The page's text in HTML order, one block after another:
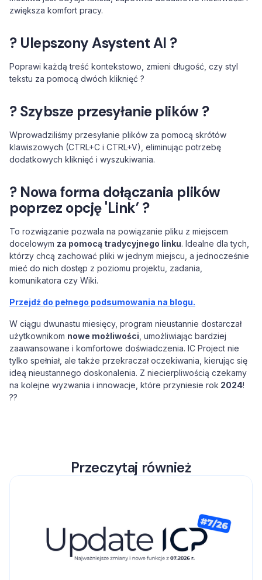
zwiększa komfort pracy.
? Ulepszony Asystent AI ?
Poprawi każdą treść kontekstowo, zmieni długość, czy styl
tekstu za pomocą dwóch kliknięć ?️
? Szybsze przesyłanie plików ?
Wprowadziliśmy przesyłanie plików za pomocą skrótów
klawiszowych (CTRL+C i CTRL+V), eliminując potrzebę
dodatkowych kliknięć i wyszukiwania.
? Nowa forma dołączania plików
poprzez opcję 'Link’ ?
To rozwiązanie pozwala na powiązanie pliku z miejscem
docelowym za pomocą tradycyjnego linku. Idealne dla tych,
którzy chcą zachować pliki w jednym miejscu, a jednocześnie
mieć do nich dostęp z poziomu projektu, zadania,
komunikatora czy Wiki.
Przejdź do pełnego podsumowania na blogu.
W ciągu dwunastu miesięcy, program nieustannie dostarczał
użytkownikom nowe możliwości , umożliwiając bardziej
zaawansowane i komfortowe doświadczenia. IC Project nie
tylko spełniał, ale także przekraczał oczekiwania, kierując się
ideą nieustannego doskonalenia. Z niecierpliwością czekamy
na kolejne wyzwania i innowacje, które przyniesie rok 2024!
??
Przeczytaj również